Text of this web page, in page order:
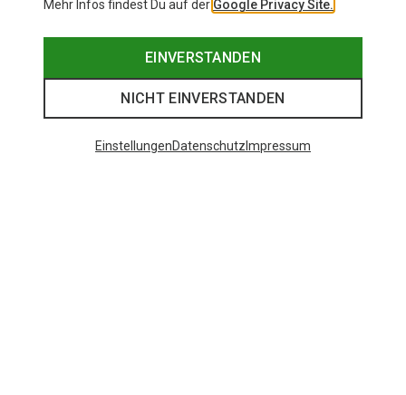
Mehr Infos findest Du auf der Google Privacy Site.
EINVERSTANDEN
NICHT EINVERSTANDEN
EinstellungenDatenschutz Impressum